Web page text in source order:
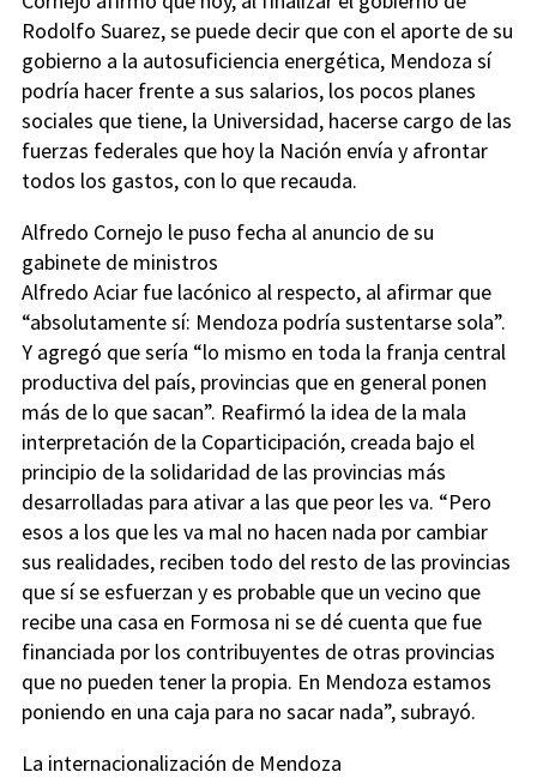
Rodolfo Suarez, se puede decir que con el aporte de su
gobierno a la autosuficiencia energética, Mendoza sí
podría hacer frente a sus salarios, los pocos planes
sociales que tiene, la Universidad, hacerse cargo de las
fuerzas federales que hoy la Nación envía y afrontar
todos los gastos, con lo que recauda.
Alfredo Cornejo le puso fecha al anuncio de su
gabinete de ministros
Alfredo Aciar fue lacónico al respecto, al afirmar que
“absolutamente sí: Mendoza podría sustentarse sola”.
Y agregó que sería “lo mismo en toda la franja central
productiva del país, provincias que en general ponen
más de lo que sacan”. Reafirmó la idea de la mala
interpretación de la Coparticipación, creada bajo el
principio de la solidaridad de las provincias más
desarrolladas para ativar a las que peor les va. “Pero
esos a los que les va mal no hacen nada por cambiar
sus realidades, reciben todo del resto de las provincias
que sí se esfuerzan y es probable que un vecino que
recibe una casa en Formosa ni se dé cuenta que fue
financiada por los contribuyentes de otras provincias
que no pueden tener la propia. En Mendoza estamos
poniendo en una caja para no sacar nada”, subrayó.
La internacionalización de Mendoza